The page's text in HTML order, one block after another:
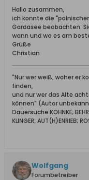
Hallo zusammen,
ich konnte die
Gardasee beobachten.
wann und wo es am
Grüße
Christian
"Nur wer weiß, woher er
finden,
und nur wer das Alte
können" (Autor
Dauersuche:KOHNKE;
KLINGER; AUT(H)ENRIEB;
Wolfgang
Forumbetreiber